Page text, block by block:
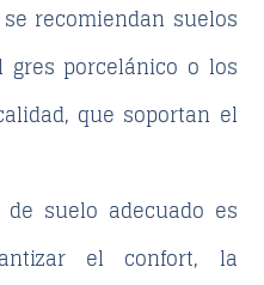
recomiendan suelos
porcelánico o los
que soportan el
suelo adecuado es
el confort, la